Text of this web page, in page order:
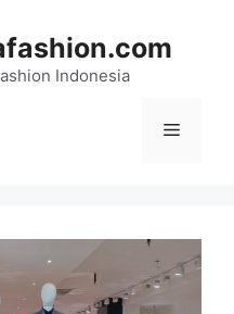
Indonesia
Menu